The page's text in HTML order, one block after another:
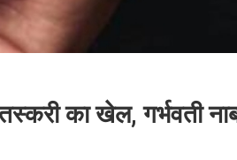
का खेल, गर्भवती